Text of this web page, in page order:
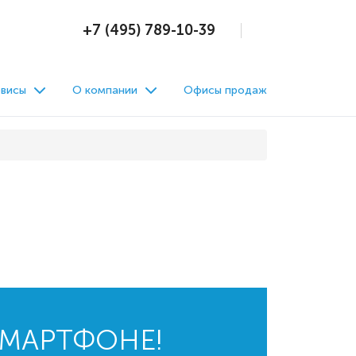
+7 (495) 789-10-39
О компании Офисы продаж